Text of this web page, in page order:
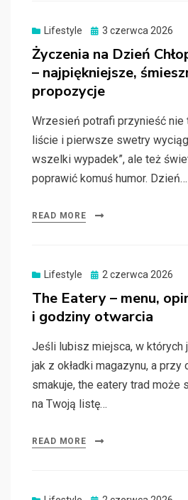
Lifestyle
Posted
3 czerwca 2026
Życzenia na Dzień
– najpiękniejsze,
propozycje
Wrzesień potrafi przynieść nie
liście i pierwsze swetry
wszelki wypadek”, ale też
poprawić komuś humor. Dzień…
READ MORE
Lifestyle
Posted
2 czerwca 2026
The Eatery – menu,
i godziny otwarcia
Jeśli lubisz miejsca, w których
jak z okładki magazynu, a przy
smakuje, the eatery trad
na Twoją listę…
READ MORE